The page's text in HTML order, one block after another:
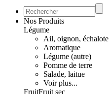
Nos Produits
Légume
Ail, oignon, échalote
Aromatique
Légume (autre)
Pomme de terre
Salade, laitue
Voir plus...
FruitFruit sec